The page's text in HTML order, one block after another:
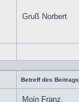
Gruß Norbert
Profil
Betreff des
Moin Franz,